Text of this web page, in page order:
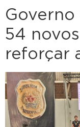
Governo
54
reforçar